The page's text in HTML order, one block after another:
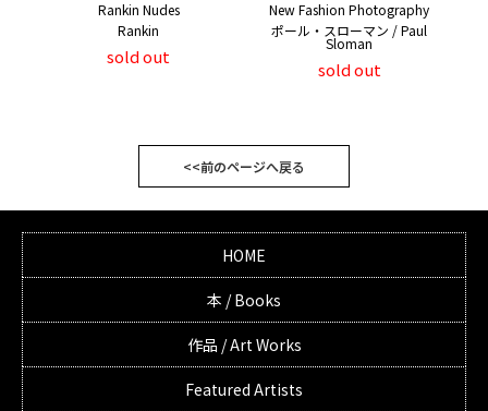
Rankin Nudes
Rankin
sold out
New Fashion Photography
ポール・スローマン / Paul
Sloman
sold out
<<前のページへ戻る
HOME
本 / Books
作品 / Art Works
Featured Artists